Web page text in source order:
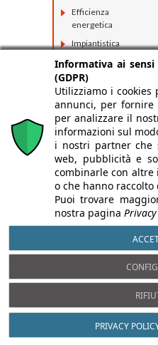
Efficienza
energetica
Impiantistica
Isolamento acustico
Informativa ai sensi
(GDPR)
Utilizziamo i cookies
annunci, per fornire
per analizzare il
informazioni sul
i nostri partner che
web, pubblicità e
combinarle con
o che hanno
Puoi trovare
nostra pagina
PRIVACY